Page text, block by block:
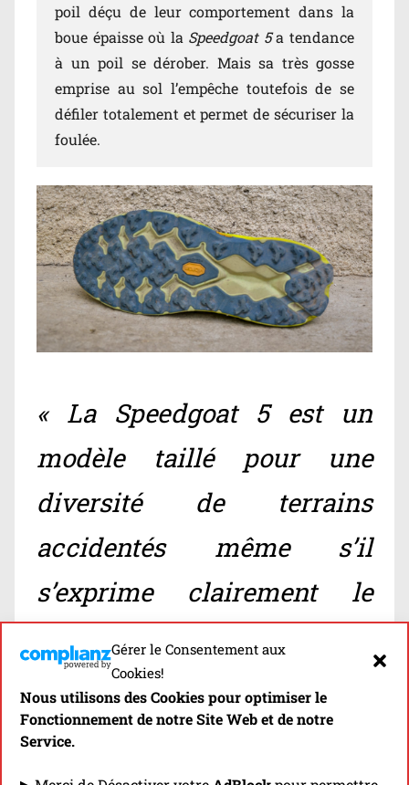
Gérer le Consentement aux
Cookies!
Nous utilisons des Cookies pour optimiser le
Fonctionnement de notre Site Web et de notre
Service.
poil déçu de leur comportement dans la
boue épaisse où la Speedgoat 5a tendance
à un poil se dérober. Mais sa très gosse
emprise au sol l’empêche toutefois de se
défiler totalement et permet de sécuriser la
foulée.
« La Speedgoat 5 est un
modèle taillé pour une
diversité de terrains
accidentés même s’il
s’exprime clairement le
mieux sur les terrains
meubles! »